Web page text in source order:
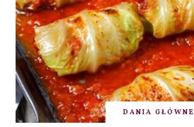
DANIA GŁÓWNE